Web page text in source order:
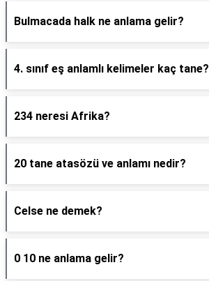
Bulmacada halk ne anlama gelir?
4. sınıf eş anlamlı kelimeler kaç tane?
234 neresi Afrika?
20 tane atasözü ve anlamı nedir?
Celse ne demek?
0 10 ne anlama gelir?